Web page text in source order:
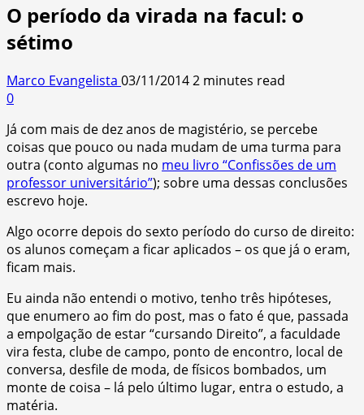
O período da virada na facul: o
sétimo
Marco Evangelista 03/11/20142 minutes read
0
Já com mais de dez anos de magistério, se percebe
coisas que pouco ou nada mudam de uma turma para
outra (conto algumas no meu livro “Confissões de um
professor universitário”); sobre uma dessas conclusões
escrevo hoje.
Algo ocorre depois do sexto período do curso de direito:
os alunos começam a ficar aplicados – os que já o eram,
ficam mais.
Eu ainda não entendi o motivo, tenho três hipóteses,
que enumero ao fim do post, mas o fato é que, passada
a empolgação de estar “cursando Direito”, a faculdade
vira festa, clube de campo, ponto de encontro, local de
conversa, desfile de moda, de físicos bombados, um
monte de coisa – lá pelo último lugar, entra o estudo, a
matéria.